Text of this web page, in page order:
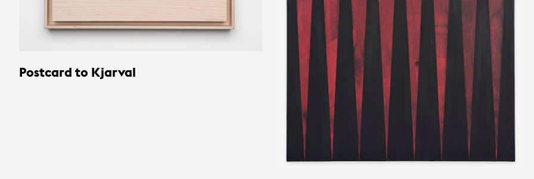
Postcard to Kjarval